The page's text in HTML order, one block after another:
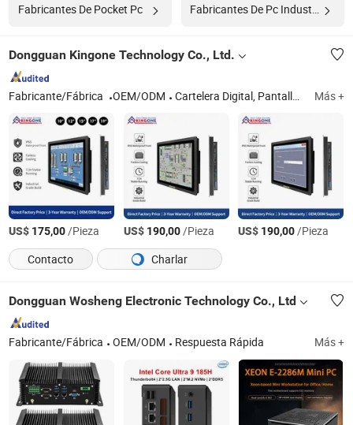
Fabricantes De Pocket Pc
Dongguan Kingone Technology Co., Ltd.
Fabricante/Fábrica OEM/ODM Cartelera Digital, Pantalla Publicitaria, Pizarra Interactiva, Panel Plano Interactivo, Pizarra Inteligente, Kiosco de Pantalla Táctil, Panel de PC Industrial, Pantalla de Montaje en Pared, Kiosco Digital, Cartelera Digital Exterior Más +
US$ 175,00/Pieza US$ 190,00/Pieza US$ 190,00/Pieza
Contacto
Charlar
Dongguan Wosheng Electronic Technology Co., Ltd
Fabricante/Fábrica OEM/ODM Respuesta Rápida Más +